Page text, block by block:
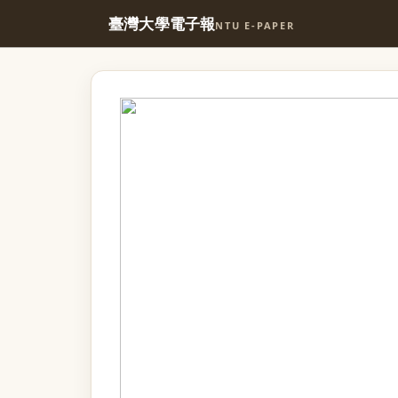
臺灣大學電子報NTU E-PAPER